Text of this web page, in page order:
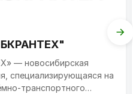
— новосибирская
специализирующаяся на